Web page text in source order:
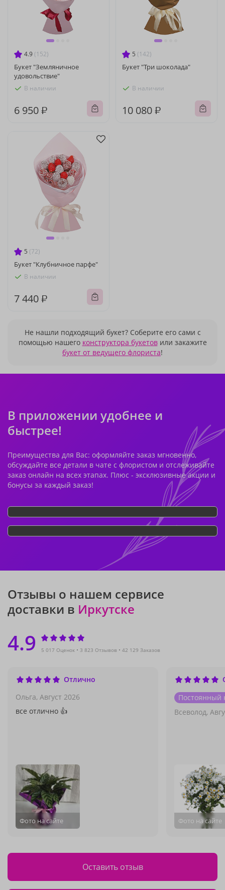
4.9 (152)
Букет "Земляничное
удовольствие"
В наличии
6 950 ₽
5 (142)
Букет "Три шоколада"
В наличии
10 080 ₽
5 (72)
Букет "Клубничное парфе"
В наличии
7 440 ₽
Не нашли подходящий букет? Соберите его сами с
помощью нашего конструктора букетовили закажите
букет от ведущего флориста!
В приложении удобнее и
быстрее!
Преимущества для Вас: оформляйте заказ мгновенно,
обсуждайте все детали в чате с флористом и отслеживайте
заказ онлайн на всех этапах. Плюс - эксклюзивные акции и
бонусы за каждый заказ!
Отзывы о нашем сервисе
доставки в Иркутске
4.9 5 017 Оценок 3 823 Отзывов 42 129 Заказов
Отлично
Ольга, Август 2026
все отлично 👍
Фото на сайте
Постоянный
Всеволод,
Фото на сайте
Оставить отзыв